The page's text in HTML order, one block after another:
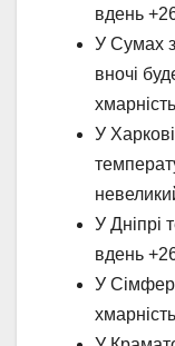
вдень
У Сумах
вночі
У
У Дніпрі
вдень
У